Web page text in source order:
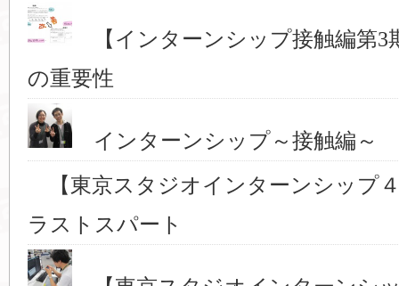
【インターンシップ接触編第3
の重要性
インターンシップ～接触編
【東京スタジオインターンシップ
ラストスパート